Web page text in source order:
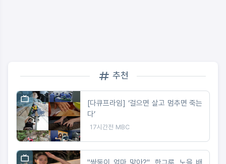
추천
[다큐프라임] ‘걸으면 살고 멈추면 죽는
다’
17시간전 MBC